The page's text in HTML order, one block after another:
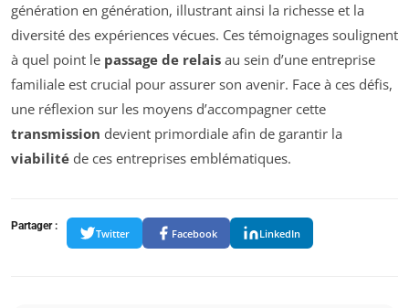
génération en génération, illustrant ainsi la richesse et la
diversité des expériences vécues. Ces témoignages soulignent
à quel point le passage de relais au sein d’une entreprise
familiale est crucial pour assurer son avenir. Face à ces défis,
une réflexion sur les moyens d’accompagner cette
transmission devient primordiale afin de garantir la
viabilité de ces entreprises emblématiques.
Partager :
Twitter Facebook LinkedIn